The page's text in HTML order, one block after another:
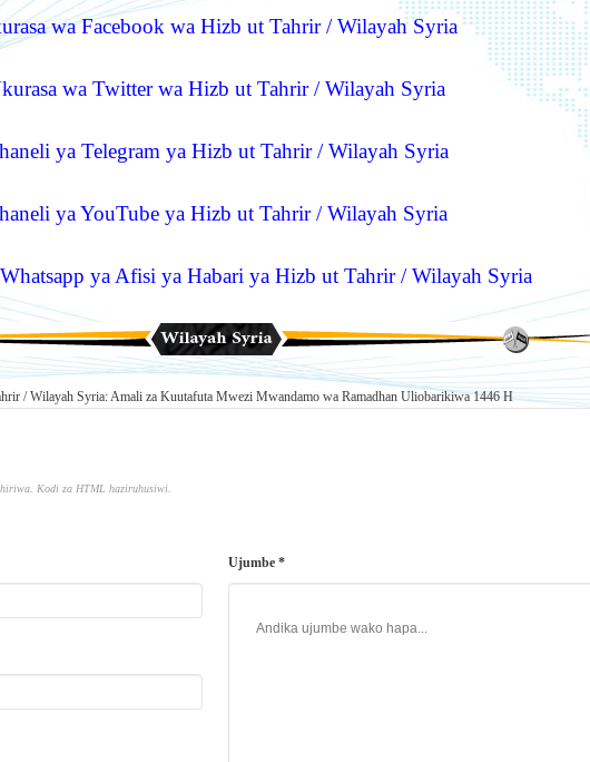
wa Facebook wa Hizb ut Tahrir / Wilayah Syria
wa Twitter wa Hizb ut Tahrir / Wilayah Syria
ya Telegram ya Hizb ut Tahrir / Wilayah Syria
ya YouTube ya Hizb ut Tahrir / Wilayah Syria
ya Afisi ya Habari ya Hizb ut Tahrir / Wilayah Syria
/ Wilayah Syria: Amali za Kuutafuta Mwezi Mwandamo wa Ramadhan Uliobarikiwa 1446 H
Kodi za HTML haziruhusiwi.
Ujumbe *